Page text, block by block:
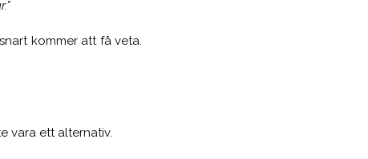
kommer att få veta.
vara ett alternativ.